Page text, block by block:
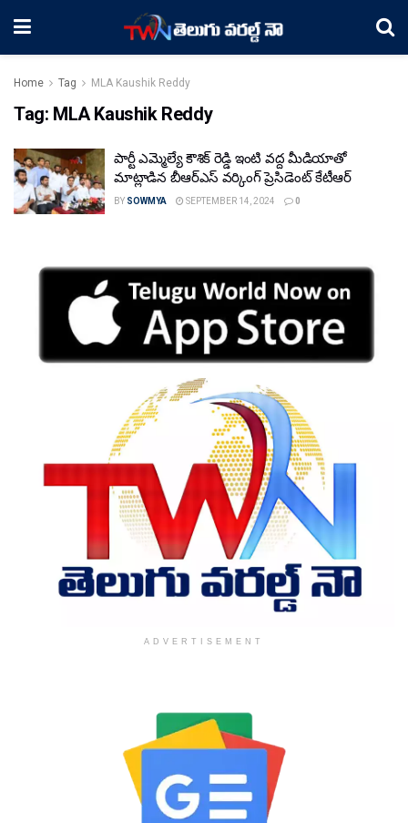
Home Tag MLA Kaushik Reddy
Tag: MLA Kaushik Reddy
పార్టీ ఎమ్మెల్యే కౌశిక్ రెడ్డి ఇంటి వద్ద మీడియాతో
మాట్లాడిన బీఆర్ఎస్ వర్కింగ్ ప్రెసిడెంట్ కేటీఆర్
BY SOWMYA SEPTEMBER 14, 2024 0
ADVERTISEMENT